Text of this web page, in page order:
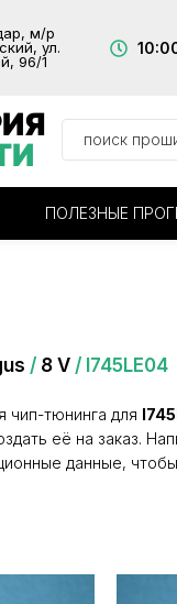
м/р
ул.
96/1
ПОЛЕЗНЫЕ
/ 8 V / I745LE04
чип-тюнинга для
её на заказ.
данные,